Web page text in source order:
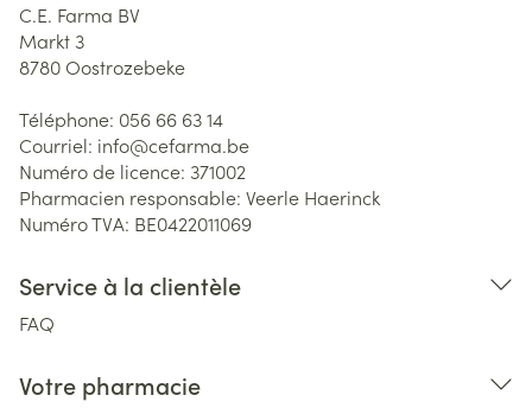
C.E. Farma BV
Markt 3
8780Oostrozebeke
Téléphone: 056 66 63 14
Courriel: info@cefarma.be
Numéro de licence: 371002
Pharmacien responsable: Veerle Haerinck
Numéro TVA: BE0422011069
Service à la clientèle
FAQ
Votre pharmacie